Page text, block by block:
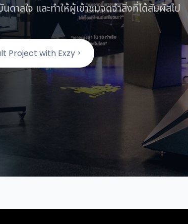
ดาลใจ และทำให้ผู้เข้าชมจดจำสิ่งที่ได้สัมผัสไป
Project with Exzy